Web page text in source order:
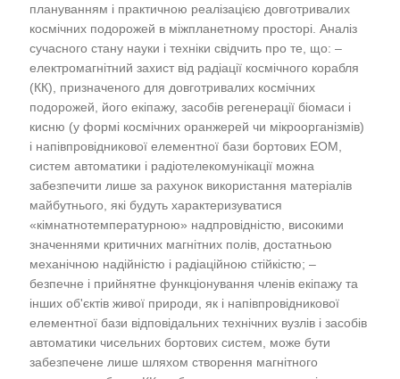
плануванням і практичною реалізацією довготривалих
космічних подорожей в міжпланетному просторі. Аналіз
сучасного стану науки і техніки свідчить про те, що: –
електромагнітний захист від радіації космічного корабля
(КК), призначеного для довготривалих космічних
подорожей, його екіпажу, засобів регенерації біомаси і
кисню (у формі космічних оранжерей чи мікроорганізмів)
і напівпровідникової елементної бази бортових ЕОМ,
систем автоматики і радіотелекомунікації можна
забезпечити лише за рахунок використання матеріалів
майбутнього, які будуть характеризуватися
«кімнатнотемпературною» надпровідністю, високими
значеннями критичних магнітних полів, достатньою
механічною надійністю і радіаційною стійкістю; –
безпечне і прийнятне функціонування членів екіпажу та
інших об'єктів живої природи, як і напівпровідникової
елементної бази відповідальних технічних вузлів і засобів
автоматики чисельних бортових систем, може бути
забезпечене лише шляхом створення магнітного